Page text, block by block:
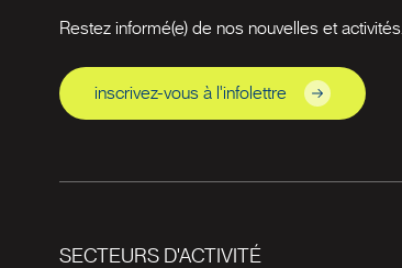
Restez informé(e) de nos nouvelles et activités.
inscrivez-vous à l'infolettre
SECTEURS D'ACTIVITÉ